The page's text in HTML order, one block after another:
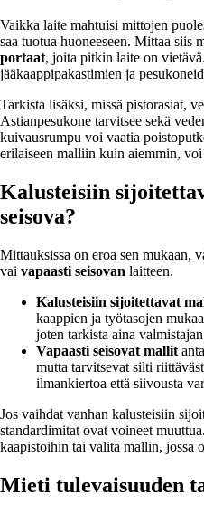
Vaikka laite mahtuisi mittojen
saa tuotua huoneeseen. Mittaa siis
portaat, joita pitkin laite on
jääkaappipakastimien ja
Tarkista lisäksi, missä pistorasiat,
Astianpesukone tarvitsee sekä
kuivausrumpu voi vaatia
erilaiseen malliin kuin aiemmin,
Kalusteisiin
seisova?
Mittauksissa on eroa sen mukaan,
vai vapaasti seisovan laitteen.
Kalusteisiin sijoitettavat
kaappien ja työtasojen
joten tarkista aina
Vapaasti seisovat mallit
mutta tarvitsevat silti
ilmankiertoa että siivousta
Jos vaihdat vanhan kalusteisiin
standardimitat ovat voineet
kaapistoihin tai valita mallin, jossa
Mieti tulevaisuuden